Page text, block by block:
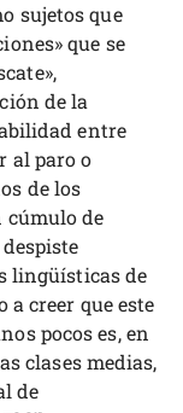
sujetos que
que se
de la
entre
al paro o
de los
cúmulo de
lingüísticas de
a creer que este
pocos es, en
clases medias,
de